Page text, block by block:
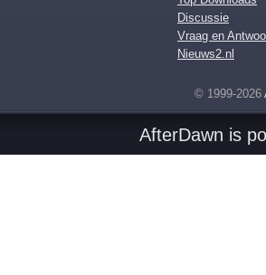
Discussie
Vraag en
Nieuws2.nl
© 1999-2026
AfterDawn is